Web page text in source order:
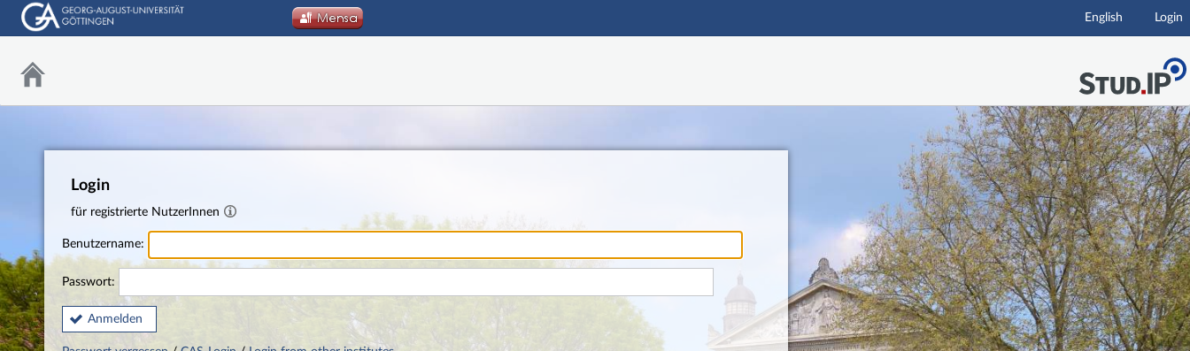
Hauptnavigation
English Login
Login
für registrierte NutzerInnen
Benutzername:
Passwort:
Anmelden